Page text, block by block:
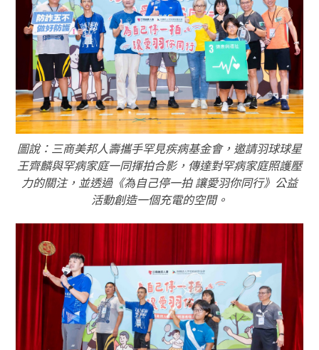
圖說：三商美邦人壽攜手罕見疾病基金會，邀請羽球球星
王齊麟與罕病家庭一同揮拍合影，傳達對罕病家庭照護壓
力的關注，並透過《為自己停一拍 讓愛羽你同行》公益
活動創造一個充電的空間。